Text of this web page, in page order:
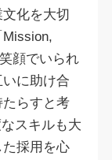
化を大切
顔でいられ
に助け合
らすと考
スキルも大
採用を心